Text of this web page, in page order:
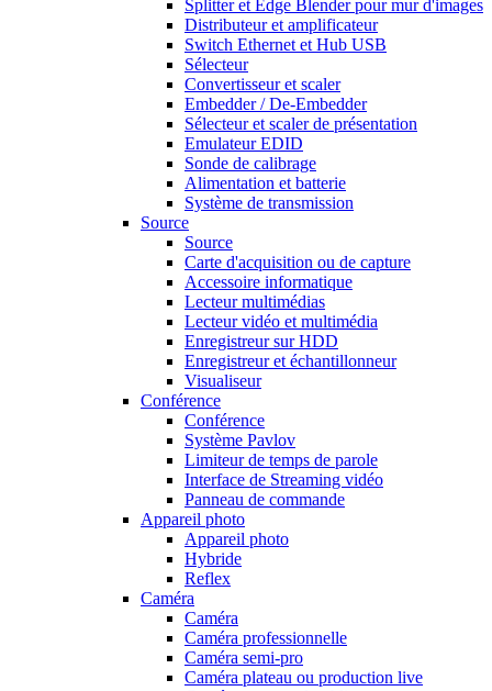
Splitter et Edge Blender pour mur d'images
Distributeur et amplificateur
Switch Ethernet et Hub USB
Sélecteur
Convertisseur et scaler
Embedder / De-Embedder
Sélecteur et scaler de présentation
Emulateur EDID
Sonde de calibrage
Alimentation et batterie
Système de transmission
Source
Source
Carte d'acquisition ou de capture
Accessoire informatique
Lecteur multimédias
Lecteur vidéo et multimédia
Enregistreur sur HDD
Enregistreur et échantillonneur
Visualiseur
Conférence
Conférence
Système Pavlov
Limiteur de temps de parole
Interface de Streaming vidéo
Panneau de commande
Appareil photo
Appareil photo
Hybride
Reflex
Caméra
Caméra
Caméra professionnelle
Caméra semi-pro
Caméra plateau ou production live